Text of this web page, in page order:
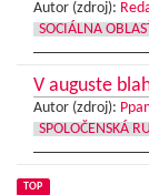
Autor (zdroj):
SOCIÁLNA OBLASŤ
V auguste
Autor (zdroj):
SPOLOČENSKÁ
TOP